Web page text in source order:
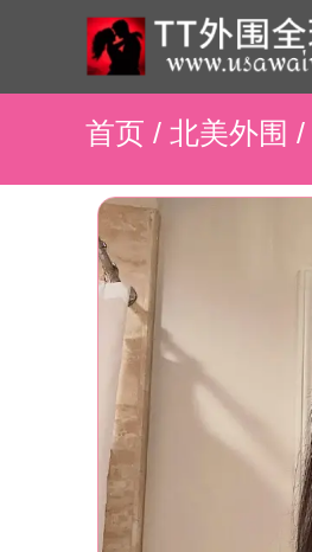
首页 / 北美外围 /